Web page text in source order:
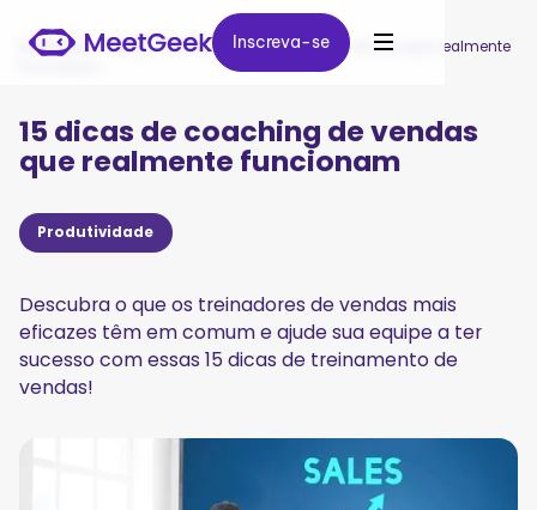
Inscreva-se
Inscreva-se
MeetGeek / Blog / 15 dicas de coaching de vendas que realmente
15 dicas de coaching de vendas
que realmente funcionam
Produtividade
Descubra o que os treinadores de vendas mais
eficazes têm em comum e ajude sua equipe a ter
sucesso com essas 15 dicas de treinamento de
vendas!